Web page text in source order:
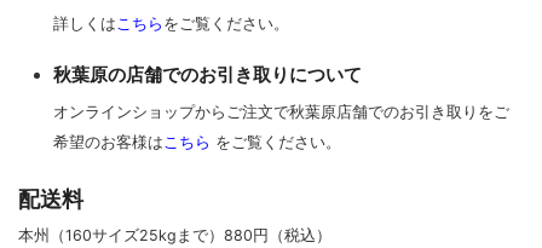
詳しくはこちら をご覧ください。
秋葉原の店舗でのお引き取りについて
オンラインショップからご注文で秋葉原店舗でのお引き取りをご
希望のお客様はこちら をご覧ください。
配送料
本州（160サイズ25kgまで）880円（税込）